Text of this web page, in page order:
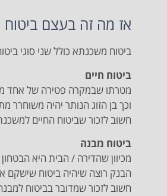
אז מה זה בעצם
ביטוח משכנתא כולל שני סוגי
ביטוח חיים
מטרתו שבמקרה פטירה של אחד
וכך בן הזוג הנותר יהיה משוחרר
חשוב לזכור שביטוח החיים
ביטוח מבנה
מכיוון שהדירה / הבית היא
הבנק רוצה שיהיה ביטוח שישקם
חשוב לזכור שמדובר בביטוח